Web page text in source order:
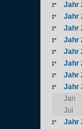
Jahr
Jahr
Jahr
Jahr
Jahr
Jahr
Jahr
Jahr
Jan
Jul
Jahr